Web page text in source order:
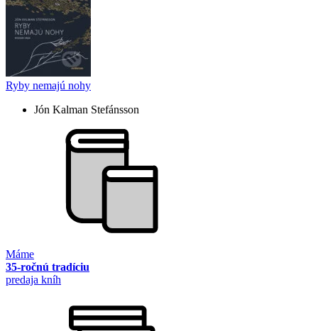
Ryby nemajú nohy
Jón Kalman Stefánsson
Máme
35-ročnú tradíciu
predaja kníh